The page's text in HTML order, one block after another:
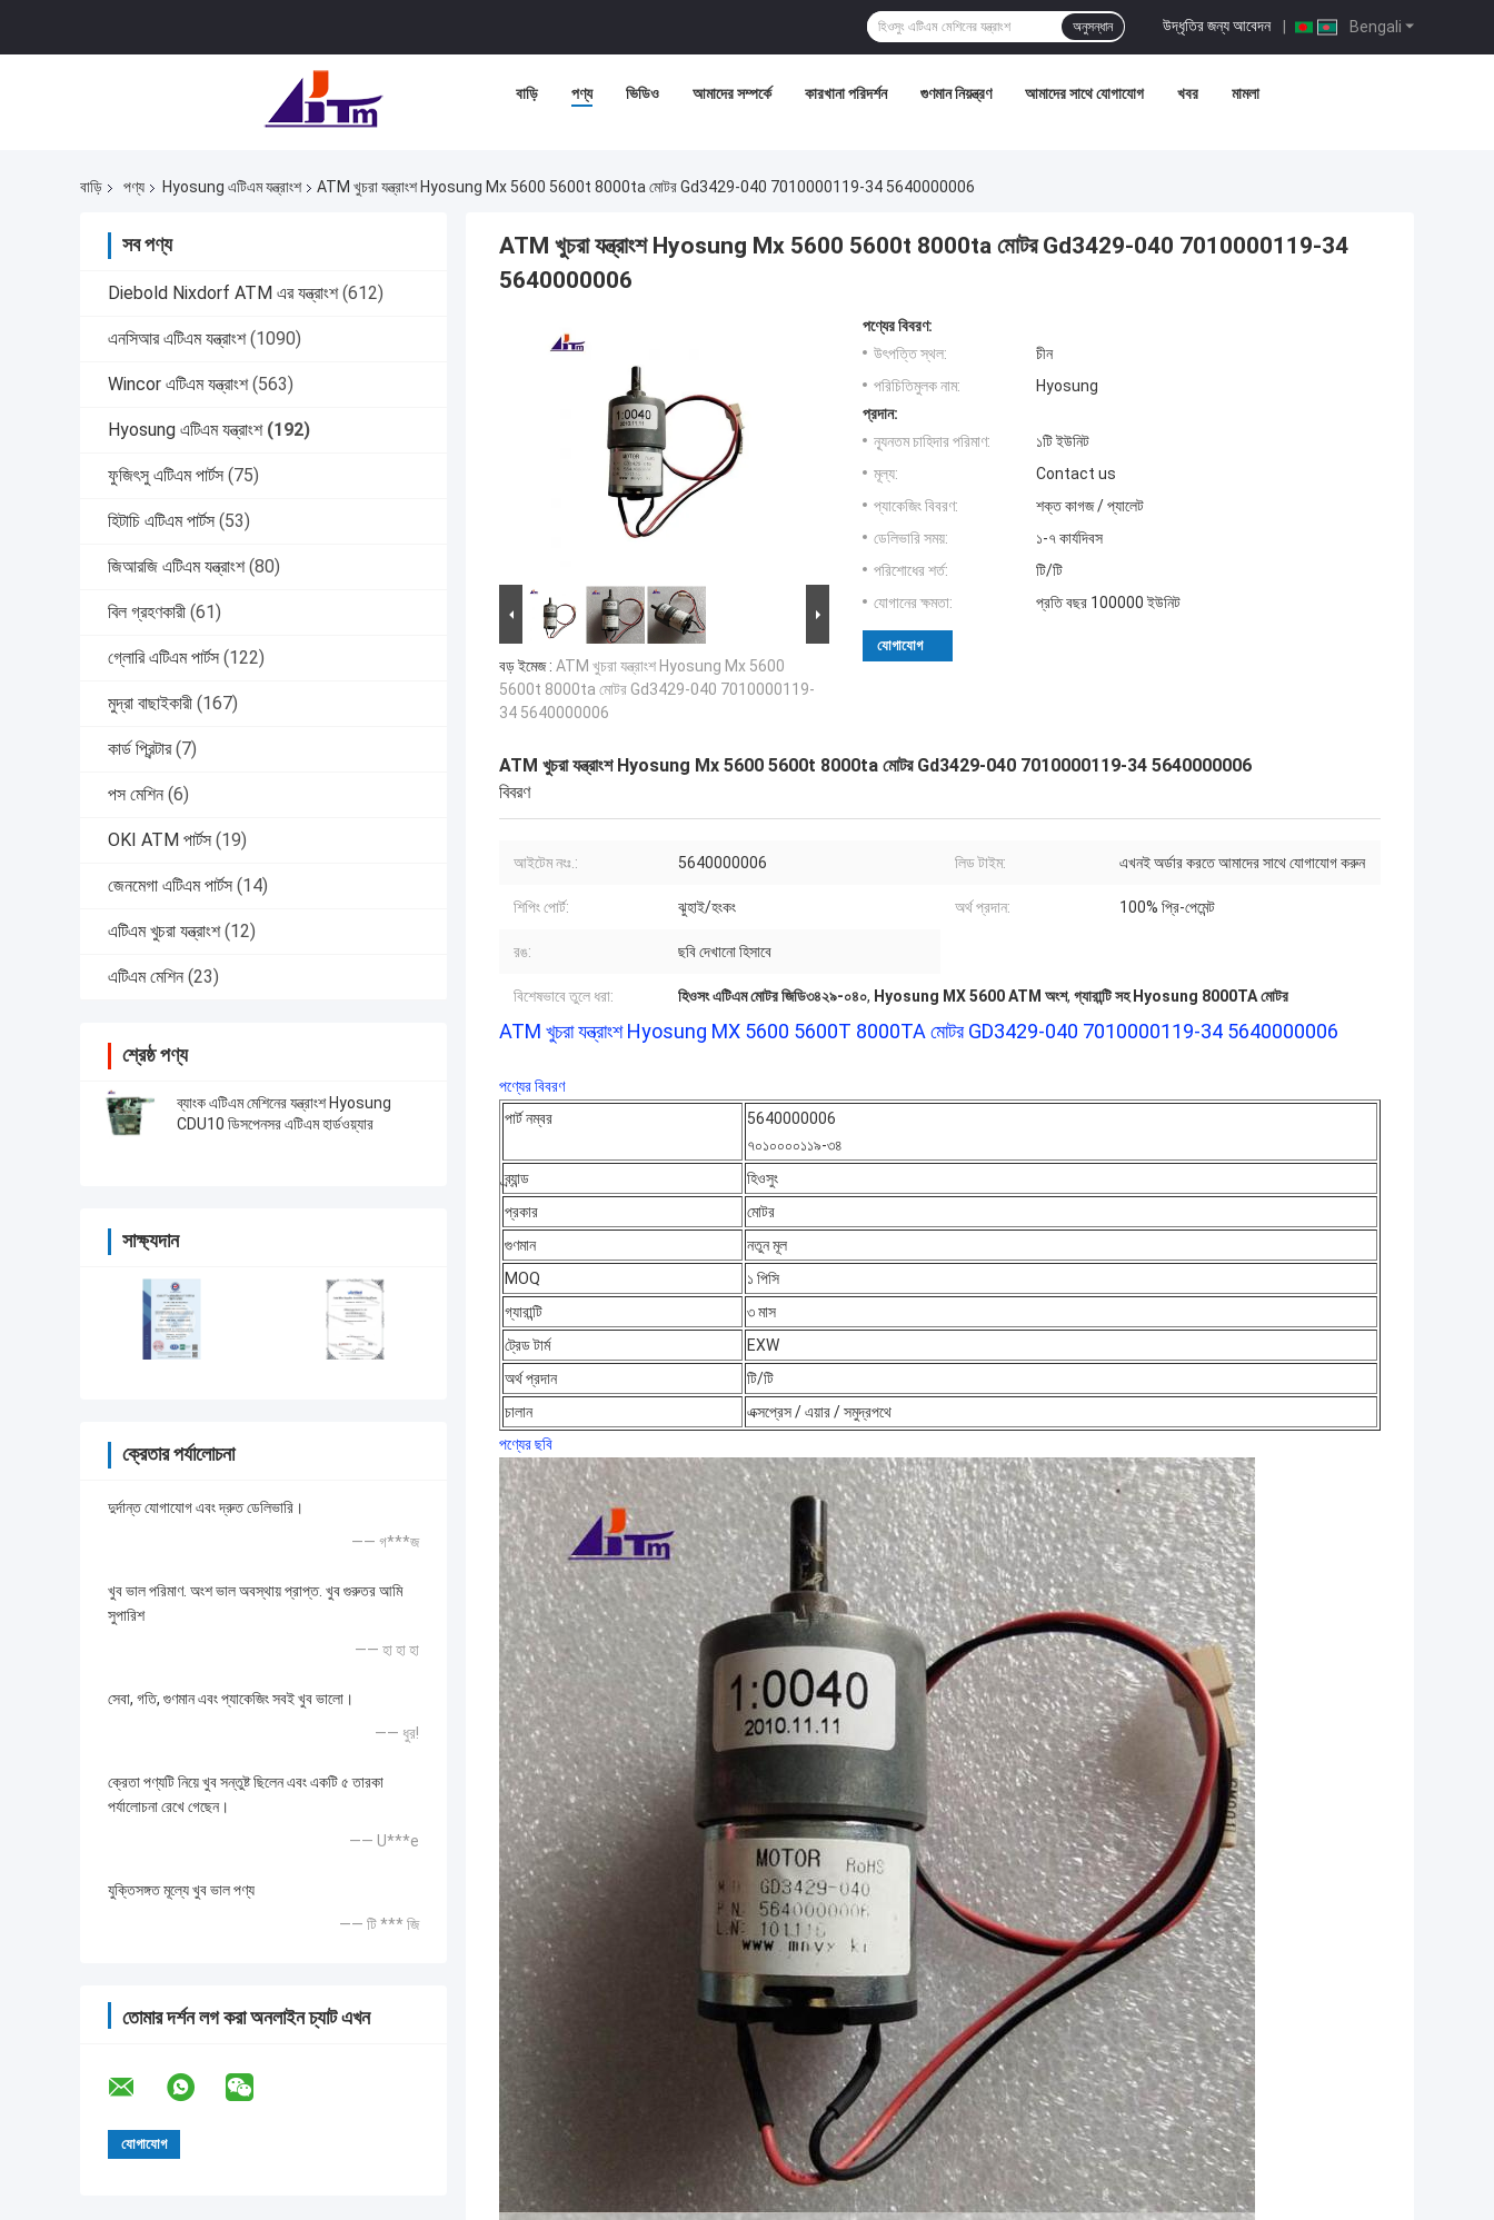
Bengali
উদ্ধৃতির জন্য আবেদন |
অনুসন্ধান
বাড়ি পণ্য ভিডিও আমাদের সম্পর্কে কারখানা পরিদর্শন গুণমান নিয়ন্ত্রণ আমাদের সাথে যোগাযোগ খবর মামলা
বাড়ি পণ্য Hyosung এটিএম যন্ত্রাংশ ATM খুচরা যন্ত্রাংশ Hyosung Mx 5600 5600t 8000ta মোটর Gd3429-040 7010000119-34 5640000006
সব পণ্য
Diebold Nixdorf ATM এর যন্ত্রাংশ (612)
এনসিআর এটিএম যন্ত্রাংশ (1090)
Wincor এটিএম যন্ত্রাংশ (563)
Hyosung এটিএম যন্ত্রাংশ (192)
ফুজিৎসু এটিএম পার্টস (75)
হিটাচি এটিএম পার্টস (53)
জিআরজি এটিএম যন্ত্রাংশ (80)
বিল গ্রহণকারী (61)
গ্লোরি এটিএম পার্টস (122)
মুদ্রা বাছাইকারী (167)
কার্ড প্রিন্টার (7)
পস মেশিন (6)
OKI ATM পার্টস (19)
জেনমেগা এটিএম পার্টস (14)
এটিএম খুচরা যন্ত্রাংশ (12)
এটিএম মেশিন (23)
শ্রেষ্ঠ পণ্য
ব্যাংক এটিএম মেশিনের যন্ত্রাংশ Hyosung
CDU10 ডিসপেনসর এটিএম হার্ডওয়্যার
সাক্ষ্যদান
ক্রেতার পর্যালোচনা
দুর্দান্ত যোগাযোগ এবং দ্রুত ডেলিভারি।
—— গ***জ
খুব ভাল পরিমাণ. অংশ ভাল অবস্থায় প্রাপ্ত. খুব গুরুতর আমি
সুপারিশ
—— হা হা হা
সেবা, গতি, গুণমান এবং প্যাকেজিং সবই খুব ভালো।
—— ধুর!
ক্রেতা পণ্যটি নিয়ে খুব সন্তুষ্ট ছিলেন এবং একটি ৫ তারকা
পর্যালোচনা রেখে গেছেন।
—— U***e
যুক্তিসঙ্গত মূল্যে খুব ভাল পণ্য
—— টি *** জি
তোমার দর্শন লগ করা অনলাইন চ্যাট এখন
ATM খুচরা যন্ত্রাংশ Hyosung Mx 5600 5600t 8000ta মোটর Gd3429-040 7010000119-34
5640000006
বড় ইমেজ : ATM খুচরা যন্ত্রাংশ Hyosung Mx 5600
5600t 8000ta মোটর Gd3429-040 7010000119-
34 5640000006
পণ্যের বিবরণ:
উৎপত্তি স্থল:
চীন
পরিচিতিমুলক নাম:
Hyosung
প্রদান:
ন্যূনতম চাহিদার পরিমাণ:
১টি ইউনিট
মূল্য:
Contact us
প্যাকেজিং বিবরণ:
শক্ত কাগজ / প্যালেট
ডেলিভারি সময়:
১-৭ কার্যদিবস
পরিশোধের শর্ত:
টি/টি
যোগানের ক্ষমতা:
প্রতি বছর 100000 ইউনিট
যোগাযোগ
ATM খুচরা যন্ত্রাংশ Hyosung Mx 5600 5600t 8000ta মোটর Gd3429-040 7010000119-34 5640000006
বিবরণ
আইটেম নংঃ.: 5640000006 লিড টাইম: এখনই অর্ডার করতে আমাদের সাথে যোগাযোগ করুন
শিপিং পোর্ট: ঝুহাই/হংকং অর্থ প্রদান: 100% প্রি-পেমেন্ট
রঙ: ছবি দেখানো হিসাবে
বিশেষভাবে তুলে ধরা: হিওসং এটিএম মোটর জিডি৩৪২৯-০৪০, Hyosung MX 5600 ATM অংশ, গ্যারান্টি সহ Hyosung 8000TA মোটর
ATM খুচরা যন্ত্রাংশ Hyosung MX 5600 5600T 8000TA মোটর GD3429-040 7010000119-34 5640000006
পণ্যের বিবরণ
পার্ট নম্বর
5640000006
৭০১০০০০১১৯-৩৪
ব্র্যান্ড
হিওসুং
প্রকার
মোটর
গুণমান
নতুন মূল
MOQ
১ পিসি
গ্যারান্টি
৩ মাস
ট্রেড টার্ম
EXW
অর্থ প্রদান
টি/টি
চালান
এক্সপ্রেস / এয়ার / সমুদ্রপথে
পণ্যের ছবি